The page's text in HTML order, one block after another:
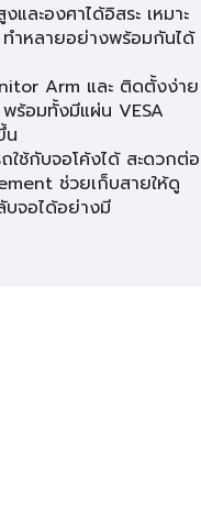
ละองศาได้อิสระ เหมาะ
ำหลายอย่างพร้อมกันได้
Arm และ ติดตั้งง่าย
พร้อมทั้งมีแผ่น VESA
น
ช้กับจอโค้งได้ สะดวกต่อ
ช่วยเก็บสายให้ดู
บจอได้อย่างมี